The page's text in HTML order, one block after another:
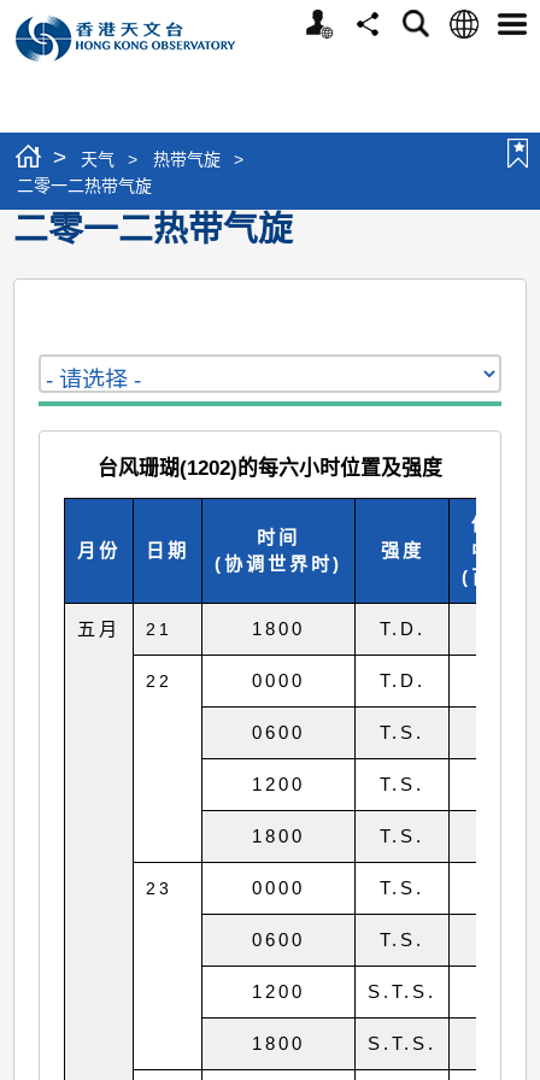
个
分
搜
语
选
> 天气 > 热带气旋
>
二零一二热带气旋
二零一二热带气旋
台风珊瑚(1202)的每六小时位置及强度
月份 日期
时间
(协调世界时)
强度
估计
中心
(百帕
五月 21 1800 T.D.
22 0000 T.D.
0600 T.S.
1200 T.S.
1800 T.S.
23 0000 T.S.
0600 T.S.
1200 S.T.S.
1800 S.T.S.